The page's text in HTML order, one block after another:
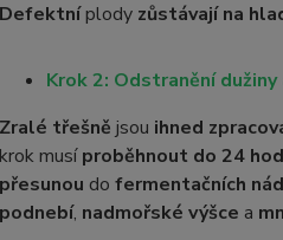
Defektníplody zůstávají na
Krok 2: Odstranění
Zralé třešně jsou ihned
krok musíproběhnout do 24
přesunou do fermentačních
podnebí, nadmořské výšce a